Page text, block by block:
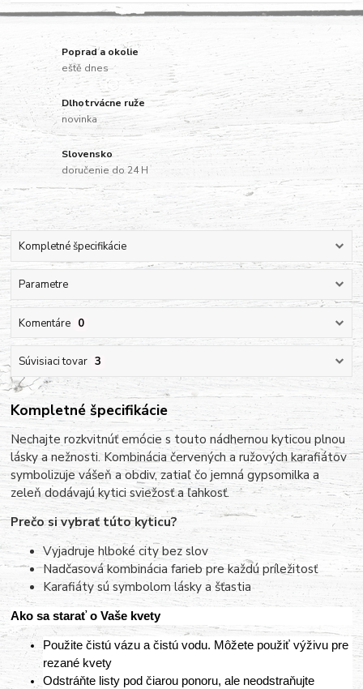
Poprad a okolie
eště dnes
Dlhotrvácne ruže
novinka
Slovensko
doručenie do 24 H
Kompletné špecifikácie
Parametre
Komentáre 0
Súvisiaci tovar 3
Kompletné špecifikácie
Nechajte rozkvitnúť emócie s touto nádhernou kyticou plnou
lásky a nežnosti. Kombinácia červených a ružových karafiátov
symbolizuje vášeň a obdiv, zatiaľ čo jemná gypsomilka a
zeleň dodávajú kytici sviežosť a ľahkosť.
Prečo si vybrať túto kyticu?
Vyjadruje hlboké city bez slov
Nadčasová kombinácia farieb pre každú príležitosť
Karafiáty sú symbolom lásky a šťastia
Ako sa starať o Vaše kvety
Použite čistú vázu a čistú vodu. Môžete použiť výživu pre
rezané kvety
Odstráňte listy pod čiarou ponoru, ale neodstraňujte